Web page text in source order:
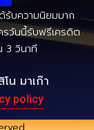
รับความนิยมมาก
รวันนี้รับฟรีเครดิต
3 วินาที
โน มาเก๊า
policy